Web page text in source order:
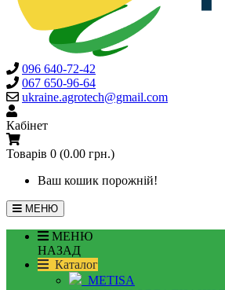
096 640-72-42
067 650-96-64
ukraine.agrotech@gmail.com
Кабінет
Товарів 0 (0.00 грн.)
Ваш кошик порожній!
МЕНЮ
МЕНЮ
НАЗАД
Каталог
METISA